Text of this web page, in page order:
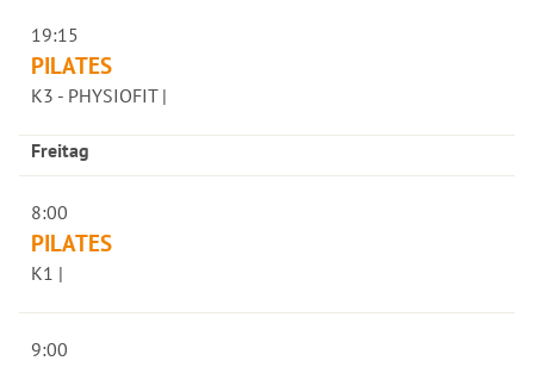
19:15
PILATES
K3 - PHYSIOFIT |
Freitag
8:00
PILATES
K1 |
9:00